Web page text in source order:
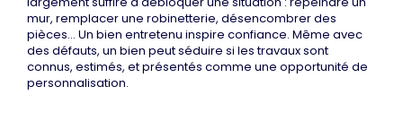
mur, remplacer une robinetterie, désencombrer des
pièces… Un bien entretenu inspire confiance. Même avec
des défauts, un bien peut séduire si les travaux sont
connus, estimés, et présentés comme une opportunité de
personnalisation.